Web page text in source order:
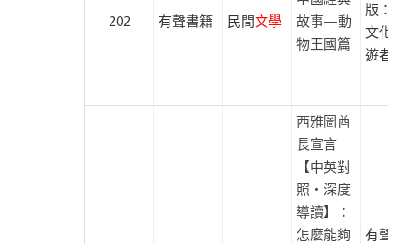
202 有聲書籍 民間文學
故事—動
物王國篇
版：
文化
遊者
西雅圖酋
長宣言
【中英對
照・深度
導讀】：
怎麼能夠
有聲出